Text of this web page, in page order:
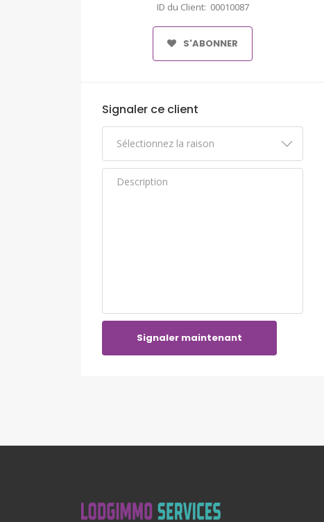
ID du Client: 00010087
S'ABONNER
Signaler ce client
Signaler maintenant